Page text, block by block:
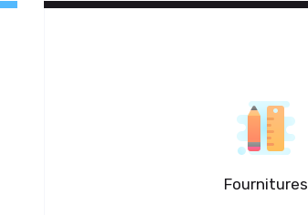
Fournitures